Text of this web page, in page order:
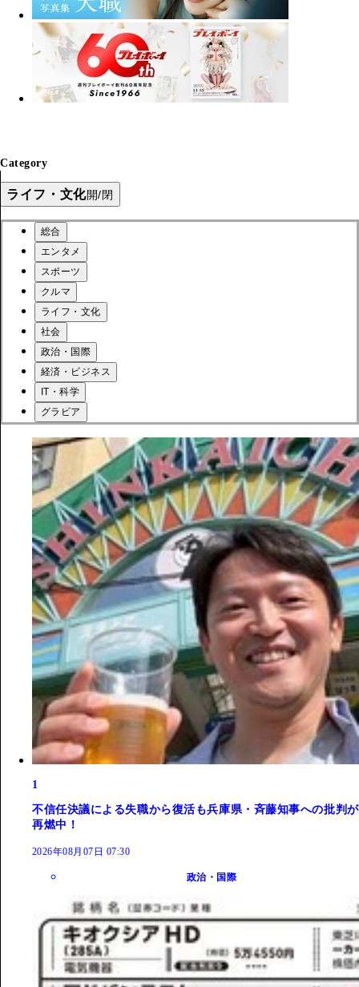
Category
ライフ・文化開/閉
総合
エンタメ
スポーツ
クルマ
ライフ・文化
社会
政治・国際
経済・ビジネス
IT・科学
グラビア
1
不信任決議による失職から復活も兵庫県・斉藤知事への批判が
再燃中！
2026年08月07日 07:30
政治・国際